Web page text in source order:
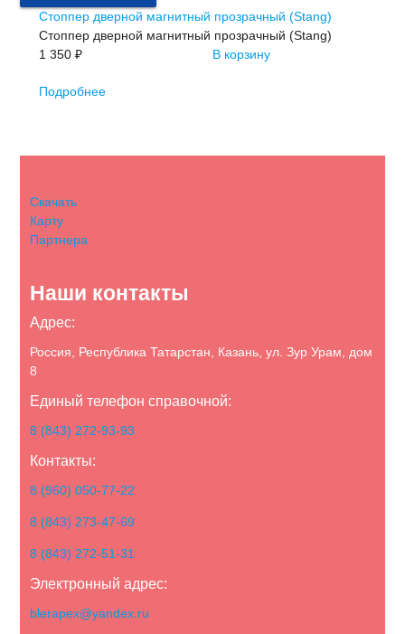
Стоппер дверной магнитный прозрачный (Stang)
Стоппер дверной магнитный прозрачный (Stang)
1 350 ₽
В корзину
Подробнее
Скачать
Карту
Партнера
Наши контакты
Адрес:
Россия, Республика Татарстан, Казань, ул. Зур Урам, дом
8
Единый телефон справочной:
8 (843) 272-93-93
Контакты:
8 (960) 050-77-22
8 (843) 273-47-69
8 (843) 272-51-31
Электронный адрес:
blerapex@yandex.ru